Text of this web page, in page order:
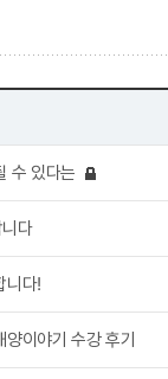
수 있다는
다
니다!
양이야기 수강 후기